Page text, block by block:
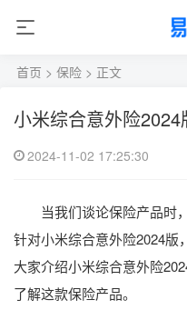
首页 > 保险 > 正文
小米综合意外险
2024-11-02 17:25:30
当我们谈论保险产品时
针对小米综合意外险2024版
大家介绍小米综合意外险
了解这款保险产品。